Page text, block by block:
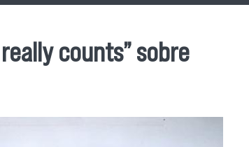
counts” sobre